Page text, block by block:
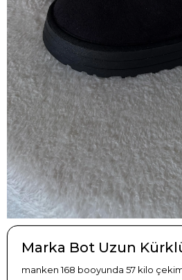
Marka Bot Uzun
manken 168 booyunda 57 kilo